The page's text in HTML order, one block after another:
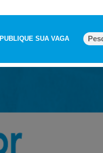
PUBLIQUE SUA VAGA